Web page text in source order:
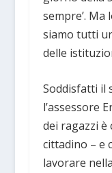
sempre’.
siamo tutti
delle
Soddisfatti il
l’assessore
dei ragazzi
cittadino – e
lavorare